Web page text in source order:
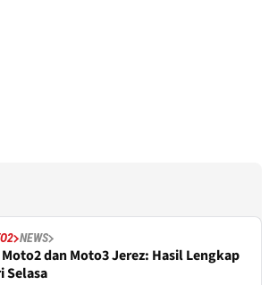
NEWS
Moto2 dan Moto3 Jerez: Hasil Lengkap
Selasa